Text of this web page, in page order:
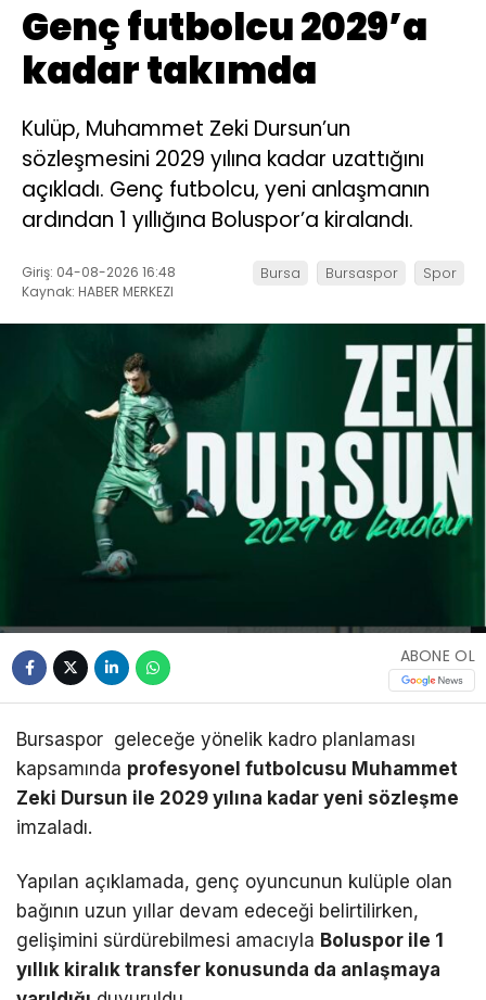
Genç futbolcu 2029’a
kadar takımda
Kulüp, Muhammet Zeki Dursun’un
sözleşmesini 2029 yılına kadar uzattığını
açıkladı. Genç futbolcu, yeni anlaşmanın
ardından 1 yıllığına Boluspor’a kiralandı.
Giriş: 04-08-2026 16:48
Kaynak: HABER MERKEZI
Bursa Bursaspor Spor
ABONE OL
Bursaspor geleceğe yönelik kadro planlaması
kapsamında profesyonel futbolcusu Muhammet
Zeki Dursun ile 2029 yılına kadar yeni sözleşme
imzaladı.
Yapılan açıklamada, genç oyuncunun kulüple olan
bağının uzun yıllar devam edeceği belirtilirken,
gelişimini sürdürebilmesi amacıyla Boluspor ile 1
yıllık kiralık transfer konusunda da anlaşmaya